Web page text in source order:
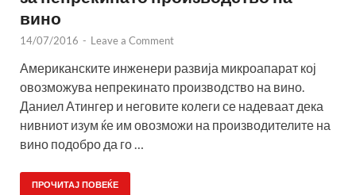
вино
14/07/2016 - Leave a Comment
Американските инженери развија микроапарат кој
овозможува непрекинато производство на вино.
Даниел Атингер и неговите колеги се надеваат дека
нивниот изум ќе им овозможи на производителите на
вино подобро да го …
ПРОЧИТАЈ ПОВЕЌЕ